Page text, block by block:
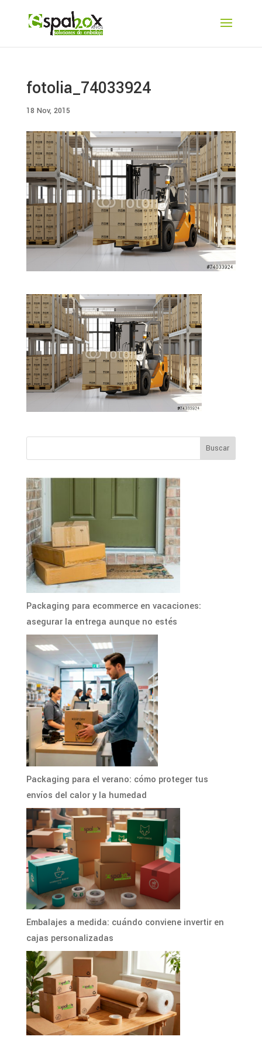
fotolia_74033924
18 Nov, 2015
Packaging para ecommerce en vacaciones:
asegurar la entrega aunque no estés
Packaging para el verano: cómo proteger tus
envíos del calor y la humedad
Embalajes a medida: cuándo conviene invertir en
cajas personalizadas